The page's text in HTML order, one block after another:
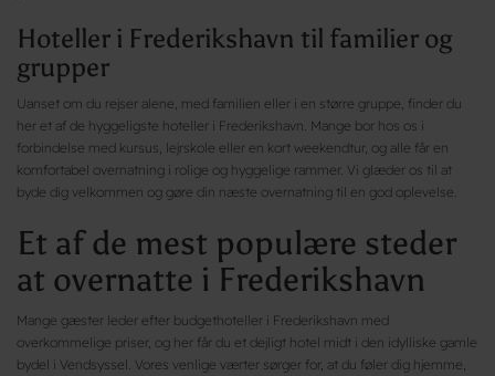
Hoteller i Frederikshavn til familier og
grupper
Uanset om du rejser alene, med familien eller i en større gruppe, finder du
her et af de hyggeligste hoteller i Frederikshavn. Mange bor hos os i
forbindelse med kursus, lejrskole eller en kort weekendtur, og alle får en
komfortabel overnatning i rolige og hyggelige rammer. Vi glæder os til at
byde dig velkommen og gøre din næste overnatning til en god oplevelse.
Et af de mest populære steder
at overnatte i Frederikshavn
Mange gæster leder efter budgethoteller i Frederikshavn med
overkommelige priser, og her får du et dejligt hotel midt i den idylliske gamle
bydel i Vendsyssel. Vores venlige værter sørger for, at du føler dig hjemme,